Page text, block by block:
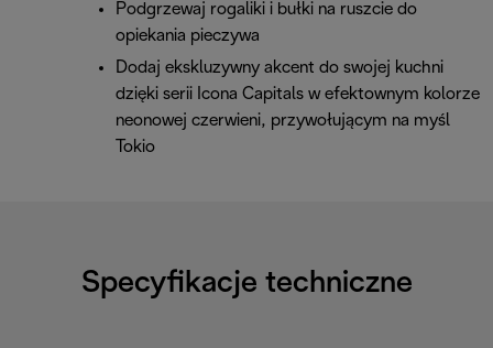
Podgrzewaj rogaliki i bułki na ruszcie do
opiekania pieczywa
Dodaj ekskluzywny akcent do swojej kuchni
dzięki serii Icona Capitals w efektownym kolorze
neonowej czerwieni, przywołującym na myśl
Tokio
Specyfikacje techniczne